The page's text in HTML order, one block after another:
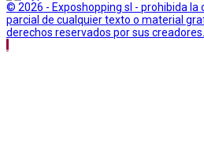
© 2026 - Exposhopping sl - prohibida la
parcial de cualquier texto o material
derechos reservados por sus creadores.